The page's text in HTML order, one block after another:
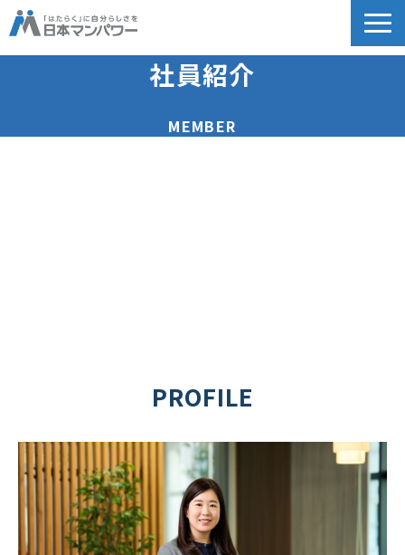
個人のお客様向け
教育関係者向け
社員紹介
MEMBER
PROFILE